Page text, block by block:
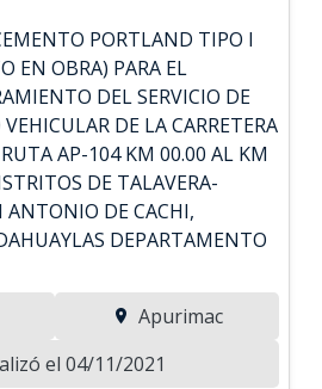
PORTLAND TIPO I
EN OBRA) PARA EL
DEL SERVICIO DE
DE LA CARRETERA
AP-104 KM 00.00 AL KM
DE TALAVERA-
ANTONIO DE CACHI,
DEPARTAMENTO
Apurimac
el 04/11/2021